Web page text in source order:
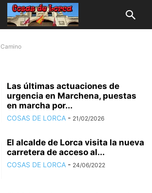
Camino
Las últimas actuaciones de
urgencia en Marchena, puestas
en marcha por...
COSAS DE LORCA - 21/02/2026
El alcalde de Lorca visita la nueva
carretera de acceso al...
COSAS DE LORCA - 24/06/2022